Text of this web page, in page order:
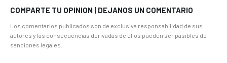
COMPARTE TU OPINION | DEJANOS UN COMENTARIO
Los comentarios publicados son de exclusiva responsabilidad de sus
autores y las consecuencias derivadas de ellos pueden ser pasibles de
sanciones legales.